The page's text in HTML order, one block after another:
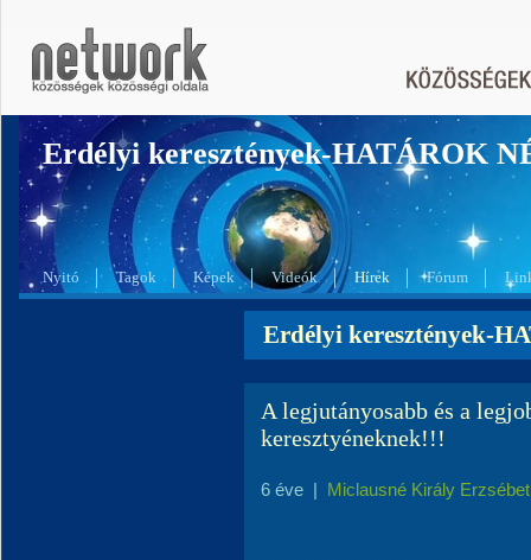
Erdélyi keresztények-HATÁROK
Nyitó Tagok Képek Videók Hírek Fórum
Erdélyi keresztények-
A legjutányosabb és a
keresztyéneknek!!!
6 éve | Miclausné Király Erzsébet